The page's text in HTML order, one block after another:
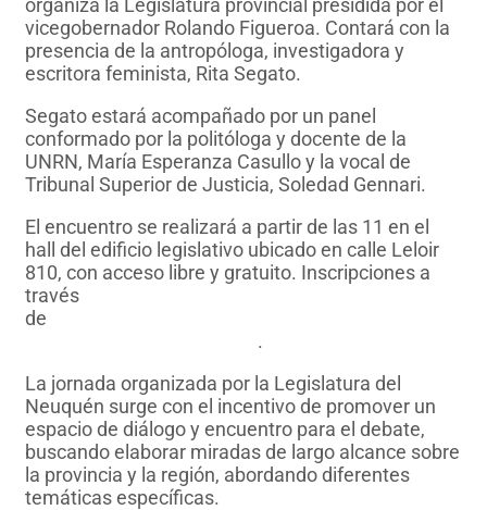
organiza la Legislatura provincial presidida por el
vicegobernador Rolando Figueroa. Contará con la
presencia de la antropóloga, investigadora y
escritora feminista, Rita Segato.
Segato estará acompañado por un panel
conformado por la politóloga y docente de la
UNRN, María Esperanza Casullo y la vocal de
Tribunal Superior de Justicia, Soledad Gennari.
El encuentro se realizará a partir de las 11 en el
hall del edificio legislativo ubicado en calle Leloir
810, con acceso libre y gratuito. Inscripciones a
través
de
.
La jornada organizada por la Legislatura del
Neuquén surge con el incentivo de promover un
espacio de diálogo y encuentro para el debate,
buscando elaborar miradas de largo alcance sobre
la provincia y la región, abordando diferentes
temáticas específicas.